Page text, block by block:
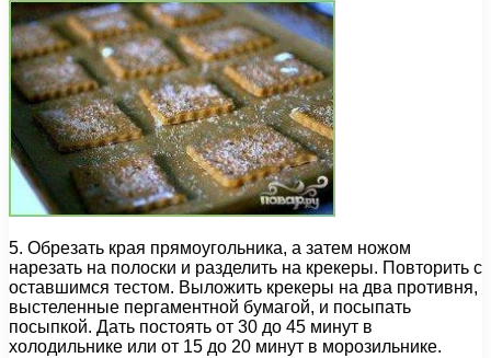
5. Обрезать края прямоугольника, а затем ножом
нарезать на полоски и разделить на крекеры. Повторить с
оставшимся тестом. Выложить крекеры на два противня,
выстеленные пергаментной бумагой, и посыпать
посыпкой. Дать постоять от 30 до 45 минут в
холодильнике или от 15 до 20 минут в морозильнике.